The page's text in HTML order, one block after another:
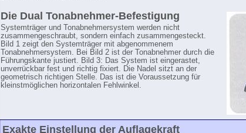
Die Dual Tonabnehmer-Befestigung
Systemträger und Tonabnehmersystem werden nicht
zusammengeschraubt, sondern einfach zusammengesteckt.
Bild 1 zeigt den Systemträger mit abgenommenem
Tonabnehmersystem. Bei Bild 2 ist der Tonabnehmer durch die
Führungskante justiert. Bild 3: Das System ist eingerastet,
unverrückbar fest und richtig fixiert. Die Nadel sitzt an der
geometrisch richtigen Stelle. Das ist die Voraussetzung für
kleinstmöglichen horizontalen Fehlwinkel.
Exakte Einstellung der Auflagekraft